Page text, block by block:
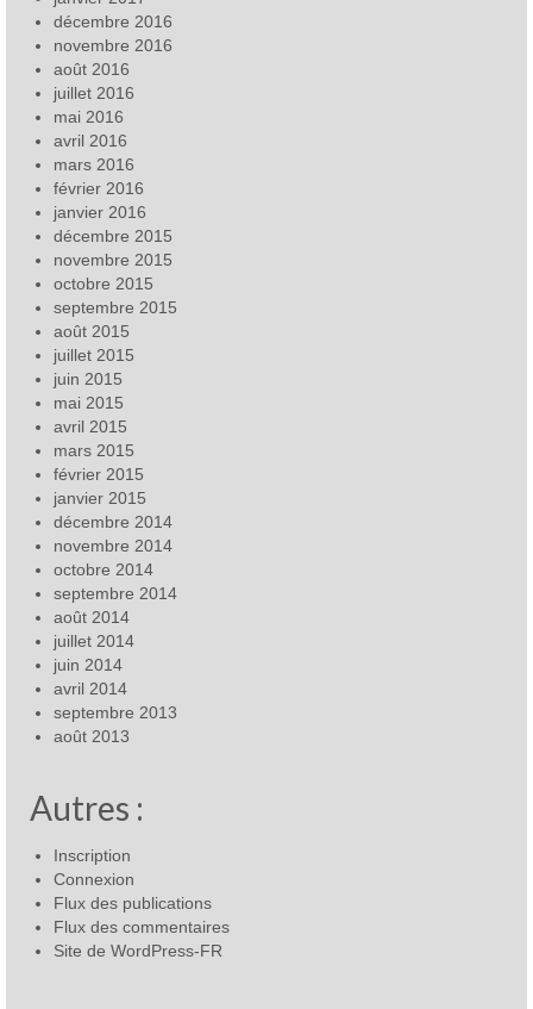
décembre 2016
novembre 2016
août 2016
juillet 2016
mai 2016
avril 2016
mars 2016
février 2016
janvier 2016
décembre 2015
novembre 2015
octobre 2015
septembre 2015
août 2015
juillet 2015
juin 2015
mai 2015
avril 2015
mars 2015
février 2015
janvier 2015
décembre 2014
novembre 2014
octobre 2014
septembre 2014
août 2014
juillet 2014
juin 2014
avril 2014
septembre 2013
août 2013
Autres :
Inscription
Connexion
Flux des publications
Flux des commentaires
Site de WordPress-FR